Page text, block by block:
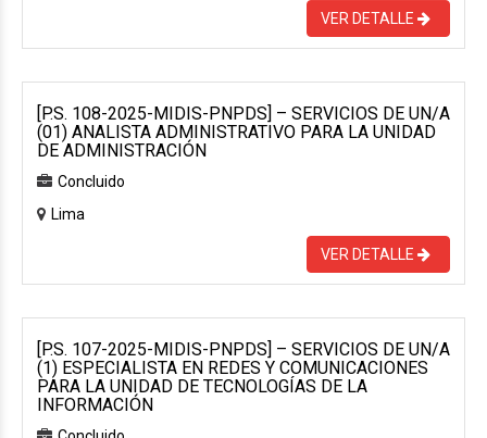
VER DETALLE
[P.S. 108-2025-MIDIS-PNPDS] – SERVICIOS DE UN/A
(01) ANALISTA ADMINISTRATIVO PARA LA UNIDAD
DE ADMINISTRACIÓN
Concluido
Lima
VER DETALLE
[P.S. 107-2025-MIDIS-PNPDS] – SERVICIOS DE UN/A
(1) ESPECIALISTA EN REDES Y COMUNICACIONES
PARA LA UNIDAD DE TECNOLOGÍAS DE LA
INFORMACIÓN